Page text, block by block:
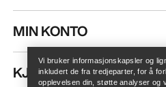
MIN KONTO
KJØP MER
Vi bruker informasjonskapsler og
inkludert de fra tredjeparter, for å
opplevelsen din, støtte analyser og